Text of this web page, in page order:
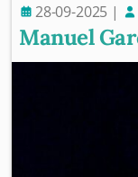
28-09-2025 |
Manuel